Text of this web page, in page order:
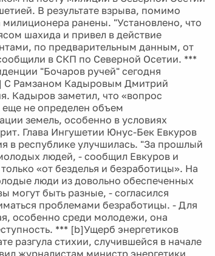
В результате взрыва, помимо
ранены. "Установлено, что
шахида и привел в действие
по предварительным данным, от
в СКП по Северной Осетии. ***
"Бочаров ручей" сегодня
С Рамзаном Кадыровым Дмитрий
Кадыров заметил, что «вопрос
еще не определен объем
земель, особенно в условиях
Глава Ингушетии Юнус-Бек Евкуров
в республике улучшилась. "За прошлый
людей, - сообщил Евкуров и
«от безделья и безработицы». На
люди из довольно обеспеченных
быть разные, - согласился
проблемами безработицы. - Для
особенно среди молодежи, она
*** [b]Ущерб энергетиков
разгула стихии, случившейся в начале